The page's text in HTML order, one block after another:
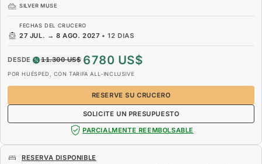
SILVER MUSE
FECHAS DEL CRUCERO
27 JUL. → 8 AGO. 2027 •12 DIAS
DESDE 11.300 US$ 6780 US$
POR HUÉSPED, CON TARIFA ALL-INCLUSIVE
RESERVE SU CRUCERO
SOLICITE UN PRESUPUESTO
PARCIALMENTE REEMBOLSABLE
RESERVA DISPONIBLE